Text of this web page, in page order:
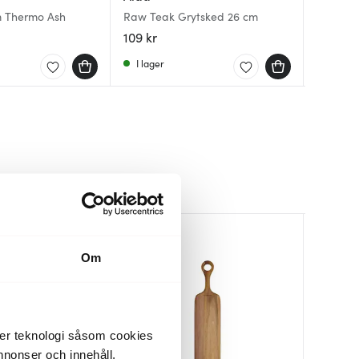
Om
teknologi såsom cookies
och innehåll,
Thermo Ash Raw Teak Grytsked 26 cm
109 kr
I lager